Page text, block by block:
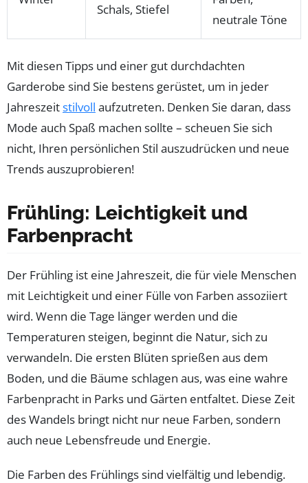
Schals, Stiefel
neutrale Töne
Mit diesen Tipps und einer gut durchdachten
Garderobe sind Sie bestens gerüstet, um in jeder
Jahreszeitstilvoll aufzutreten. Denken Sie daran, dass
Mode auch Spaß machen sollte – scheuen Sie sich
nicht, Ihren persönlichen Stil auszudrücken und neue
Trends auszuprobieren!
Frühling: Leichtigkeit und
Farbenpracht
Der Frühling ist eine Jahreszeit, die für viele Menschen
mit Leichtigkeit und einer Fülle von Farben assoziiert
wird. Wenn die Tage länger werden und die
Temperaturen steigen, beginnt die Natur, sich zu
verwandeln. Die ersten Blüten sprießen aus dem
Boden, und die Bäume schlagen aus, was eine wahre
Farbenpracht in Parks und Gärten entfaltet. Diese Zeit
des Wandels bringt nicht nur neue Farben, sondern
auch neue Lebensfreude und Energie.
Die Farben des Frühlings sind vielfältig und lebendig.